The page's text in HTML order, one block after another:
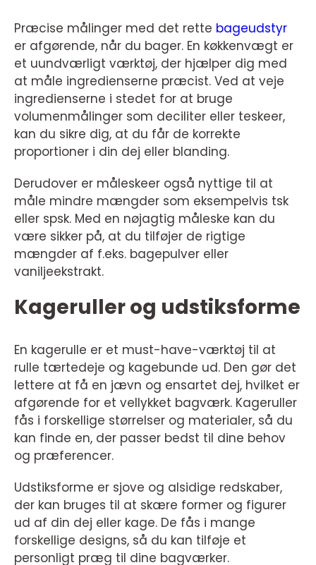
Præcise målinger med det rette bageudstyr
er afgørende, når du bager. En køkkenvægt er
et uundværligt værktøj, der hjælper dig med
at måle ingredienserne præcist. Ved at veje
ingredienserne i stedet for at bruge
volumenmålinger som deciliter eller teskeer,
kan du sikre dig, at du får de korrekte
proportioner i din dej eller blanding.
Derudover er måleskeer også nyttige til at
måle mindre mængder som eksempelvis tsk
eller spsk. Med en nøjagtig måleske kan du
være sikker på, at du tilføjer de rigtige
mængder af f.eks. bagepulver eller
vaniljeekstrakt.
Kageruller og udstiksforme
En kagerulle er et must-have-værktøj til at
rulle tærtedeje og kagebunde ud. Den gør det
lettere at få en jævn og ensartet dej, hvilket er
afgørende for et vellykket bagværk. Kageruller
fås i forskellige størrelser og materialer, så du
kan finde en, der passer bedst til dine behov
og præferencer.
Udstiksforme er sjove og alsidige redskaber,
der kan bruges til at skære former og figurer
ud af din dej eller kage. De fås i mange
forskellige designs, så du kan tilføje et
personligt præg til dine bagværker.